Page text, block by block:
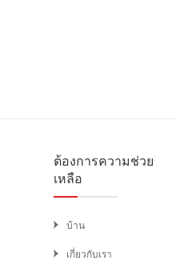
ต้องการความช่วย
เหลือ
บ้าน
เกี่ยวกับเรา